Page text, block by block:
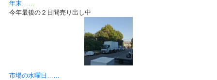
年末……
今年最後の２日間売り出し中
市場の水曜日……